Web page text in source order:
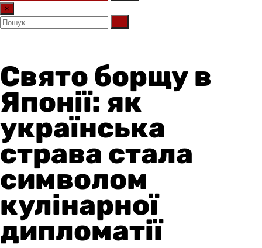
×
Свято борщу в
Японії: як
українська
страва стала
символом
кулінарної
дипломатії